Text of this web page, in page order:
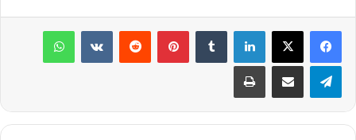
لينكدإن بينتيريست